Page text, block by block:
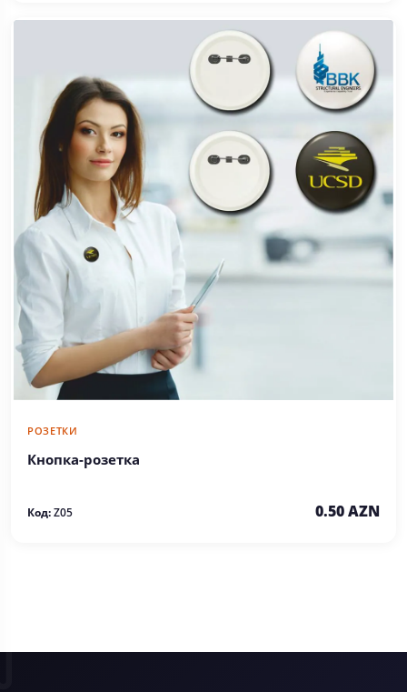
РОЗЕТКИ
Кнопка-розетка
Код:Z05 0.50 AZN